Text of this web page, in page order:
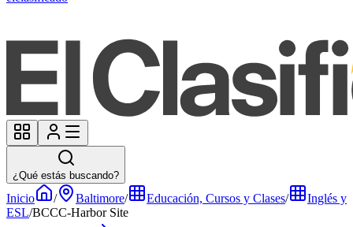
¿Qué estás buscando?
Inicio / Baltimore/ Educación, Cursos y Clases/
Inglés y
ESL/BCCC-Harbor Site